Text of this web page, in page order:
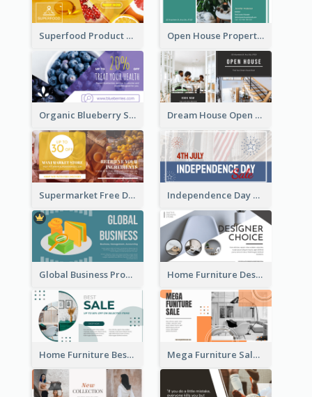
Superfood Product Discount Facebook Ad Open House Property Invitation Facebook Ad
Organic Blueberry Sales Facebook Ad Dream House Open House Facebook Ad
Supermarket Free Delivery Facebook Ad Independence Day Sale Facebook Ad
Global Business Promotional Facebook Ad (With Illustration) Home Furniture Design Store Facebook Ad
Home Furniture Best Sale Facebook Ad Mega Furniture Sale Facebook Ad